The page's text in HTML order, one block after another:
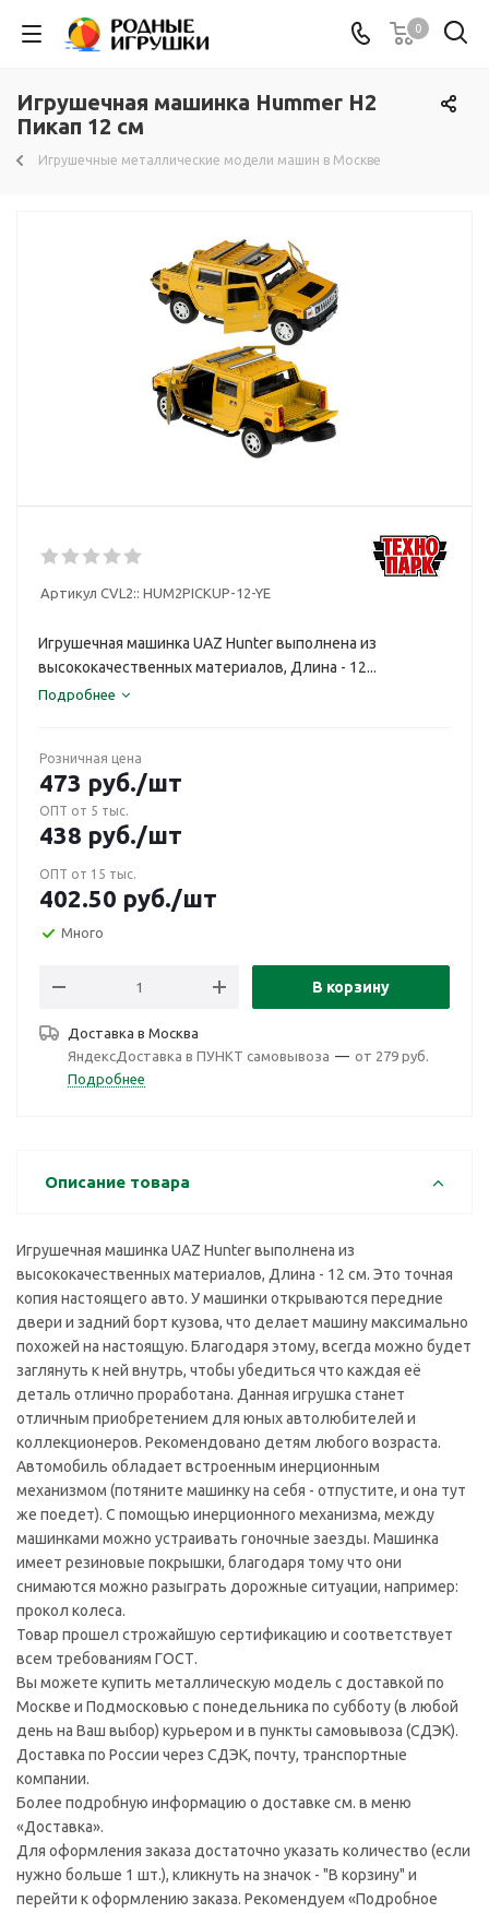
0
Игрушечная машинка Hummer H2
Пикап 12 см
Игрушечные металлические модели машин в Москве
Артикул CVL2:: HUM2PICKUP-12-YE
Игрушечная машинка UAZ Hunter выполнена из
высококачественных материалов, Длина - 12...
Подробнее
Розничная цена
473 руб./шт
ОПТ от 5 тыс.
438 руб./шт
ОПТ от 15 тыс.
402.50 руб./шт
Много
В корзину
Доставка в Москва
ЯндексДоставка в ПУНКТ самовывоза — от 279 руб.
Подробнее
Описание товара
Игрушечная машинка UAZ Hunter выполнена из
высококачественных материалов, Длина - 12 см. Это точная
копия настоящего авто. У машинки открываются передние
двери и задний борт кузова, что делает машину максимально
похожей на настоящую. Благодаря этому, всегда можно будет
заглянуть к ней внутрь, чтобы убедиться что каждая её
деталь отлично проработана. Данная игрушка станет
отличным приобретением для юных автолюбителей и
коллекционеров. Рекомендовано детям любого возраста.
Автомобиль обладает встроенным инерционным
механизмом (потяните машинку на себя - отпустите, и она тут
же поедет). С помощью инерционного механизма, между
машинками можно устраивать гоночные заезды. Машинка
имеет резиновые покрышки, благодаря тому что они
снимаются можно разыграть дорожные ситуации, например:
прокол колеса.
Товар прошел строжайшую сертификацию и соответствует
всем требованиям ГОСТ.
Вы можете купить металлическую модель с доставкой по
Москве и Подмосковью с понедельника по субботу (в любой
день на Ваш выбор) курьером и в пункты самовывоза (СДЭК).
Доставка по России через СДЭК, почту, транспортные
компании.
Более подробную информацию о доставке см. в меню
«Доставка».
Для оформления заказа достаточно указать количество (если
нужно больше 1 шт.), кликнуть на значок - "В корзину" и
перейти к оформлению заказа. Рекомендуем «Подробное